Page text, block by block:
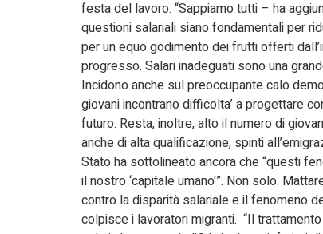
festa del lavoro. “Sappiamo tutti – ha
questioni salariali siano fondamentali per
per un equo godimento dei frutti offerti
progresso. Salari inadeguati sono una
Incidono anche sul preoccupante calo
giovani incontrano difficolta’ a progettare
futuro. Resta, inoltre, alto il numero di
anche di alta qualificazione, spinti
Stato ha sottolineato ancora che “questi
il nostro ‘capitale umano'”. Non solo.
contro la disparità salariale e il fenomeno
colpisce i lavoratori migranti. “Il